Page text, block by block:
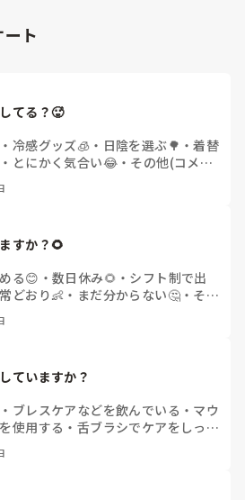
ト
てる？🥵
・ 冷感グッズ🧊 ・ 日陰を選ぶ🌳 ・着替
・ とにかく気合い😂・ その他(コメン
すか？🌻
る😊 ・ 数日休み🌻 ・ シフト制で出
どおり👶 ・ まだ分からない🤔・ その
ていますか？
・ ブレスケアなどを飲んでいる ・ マウ
使用する ・ 舌ブラシでケアをしっか
教えて下さい)